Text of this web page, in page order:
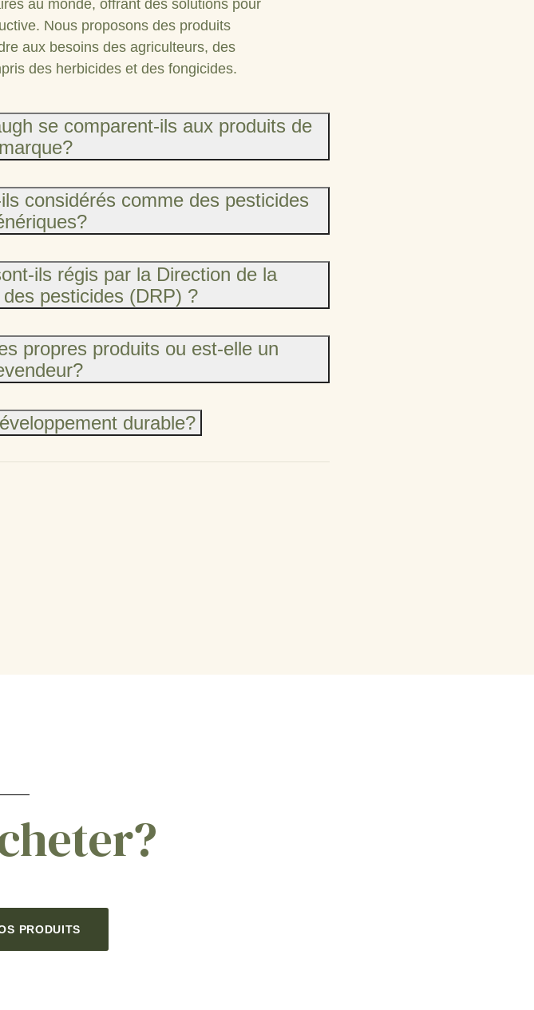
au monde, offrant des solutions pour
Nous proposons des produits
aux besoins des agriculteurs, des
des herbicides et des fongicides.
se comparent-ils aux produits de
marque?
considérés comme des pesticides
ils régis par la Direction de la
pesticides (DRP) ?
propres produits ou est-elle un
durable?
PRODUITS